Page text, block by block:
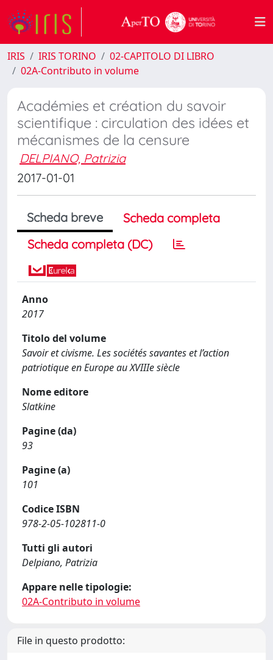
IRIS IRIS TORINO
02-CAPITOLO DI LIBRO
02A-Contributo in volume
Académies et création du savoir
scientifique : circulation des idées et
mécanismes de la censure
DELPIANO, Patrizia
2017-01-01
Scheda breve
Scheda completa
Scheda completa (DC)
Anno
2017
Titolo del volume
Savoir et civisme. Les sociétés savantes et l’action
patriotique en Europe au XVIIIe siècle
Nome editore
Slatkine
Pagine (da)
93
Pagine (a)
101
Codice ISBN
978-2-05-102811-0
Tutti gli autori
Delpiano, Patrizia
Appare nelle tipologie:
02A-Contributo in volume
File in questo prodotto: